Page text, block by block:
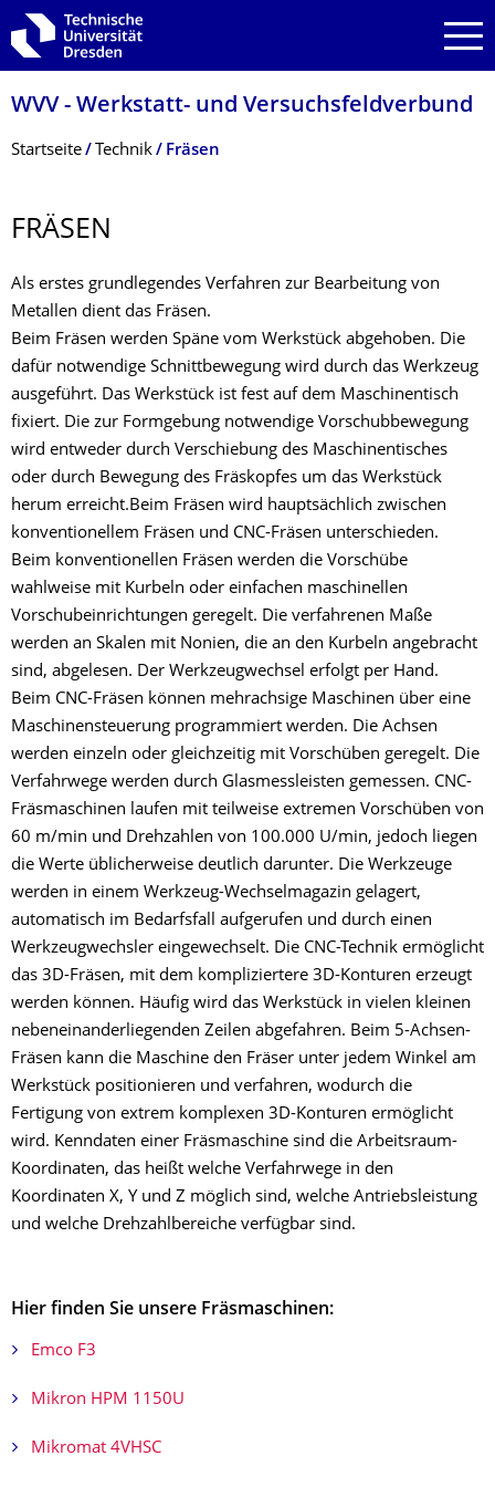
Zur Hauptnavigation springen
Zur Suche springen
Zum Inhalt springen
WVV - Werkstatt- und Versuchsfeldver­bund
Breadcrumb-Menü
Startseite Technik Fräsen
FRÄSEN
Als erstes grundlegendes Verfahren zur Bearbeitung von
Metallen dient das Fräsen.
Beim Fräsen werden Späne vom Werkstück abgehoben. Die
dafür notwendige Schnittbewegung wird durch das Werkzeug
ausgeführt. Das Werkstück ist fest auf dem Maschinentisch
fixiert. Die zur Formgebung notwendige Vorschubbewegung
wird entweder durch Verschiebung des Maschinentisches
oder durch Bewegung des Fräskopfes um das Werkstück
herum erreicht.Beim Fräsen wird hauptsächlich zwischen
konventionellem Fräsen und CNC-Fräsen unterschieden.
Beim konventionellen Fräsen werden die Vorschübe
wahlweise mit Kurbeln oder einfachen maschinellen
Vorschubeinrichtungen geregelt. Die verfahrenen Maße
werden an Skalen mit Nonien, die an den Kurbeln angebracht
sind, abgelesen. Der Werkzeugwechsel erfolgt per Hand.
Beim CNC-Fräsen können mehrachsige Maschinen über eine
Maschinensteuerung programmiert werden. Die Achsen
werden einzeln oder gleichzeitig mit Vorschüben geregelt. Die
Verfahrwege werden durch Glasmessleisten gemessen. CNC-
Fräsmaschinen laufen mit teilweise extremen Vorschüben von
60 m/min und Drehzahlen von 100.000 U/min, jedoch liegen
die Werte üblicherweise deutlich darunter. Die Werkzeuge
werden in einem Werkzeug-Wechselmagazin gelagert,
automatisch im Bedarfsfall aufgerufen und durch einen
Werkzeugwechsler eingewechselt. Die CNC-Technik ermöglicht
das 3D-Fräsen, mit dem kompliziertere 3D-Konturen erzeugt
werden können. Häufig wird das Werkstück in vielen kleinen
nebeneinanderliegenden Zeilen abgefahren. Beim 5-Achsen-
Fräsen kann die Maschine den Fräser unter jedem Winkel am
Werkstück positionieren und verfahren, wodurch die
Fertigung von extrem komplexen 3D-Konturen ermöglicht
wird. Kenndaten einer Fräsmaschine sind die Arbeitsraum-
Koordinaten, das heißt welche Verfahrwege in den
Koordinaten X, Y und Z möglich sind, welche Antriebsleistung
und welche Drehzahlbereiche verfügbar sind.
Hier finden Sie unsere Fräsmaschinen:
Emco F3
Mikron HPM 1150U
Mikromat 4VHSC